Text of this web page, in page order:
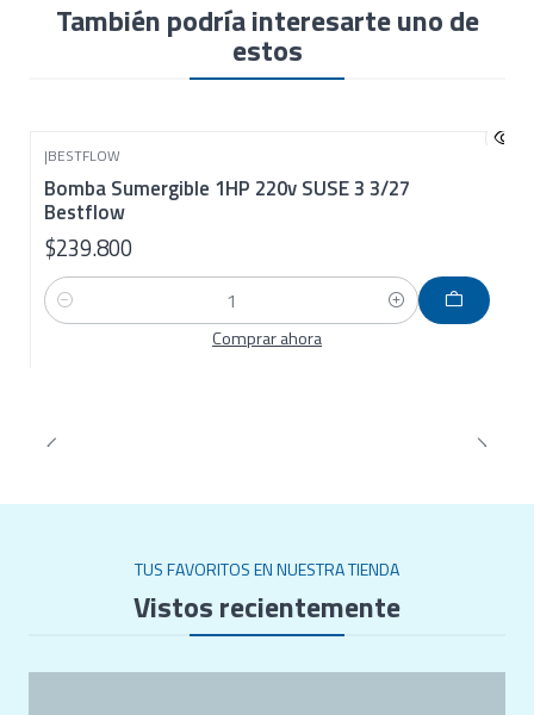
Grosor de bomba
76 mm
Sí
También podría interesarte uno de
estos
|BESTFLOW
Bomba Sumergible 1HP 220v SUSE 3 3/27
Bestflow
$239.800
Cantidad
Comprar ahora
TUS FAVORITOS EN NUESTRA TIENDA
Vistos recientemente